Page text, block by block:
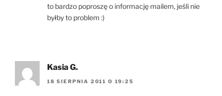
to bardzo poproszę o informację mailem, jeśli nie
byłby to problem :)
Kasia G.
18 SIERPNIA 2011 O 19:25